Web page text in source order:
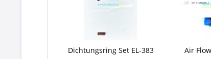
Dichtungsring Set EL-383 Air